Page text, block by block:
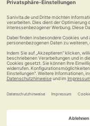
Muskelmassage-Gerät
180 Massage Gun
massieren